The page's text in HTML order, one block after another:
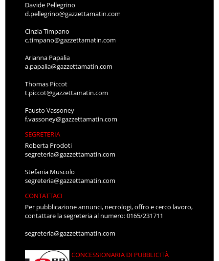
Davide Pellegrino
d.pellegrino@gazzettamatin.com
Cinzia Timpano
c.timpano@gazzettamatin.com
Arianna Papalia
a.papalia@gazzettamatin.com
Thomas Piccot
t.piccot@gazzettamatin.com
Fausto Vassoney
f.vassoney@gazzettamatin.com
SEGRETERIA
Roberta Prodoti
segreteria@gazzettamatin.com
Stefania Muscolo
segreteria@gazzettamatin.com
CONTATTACI
Per pubblicazione annunci, necrologi, offro e cerco lavoro,
contattare la segreteria al numero: 0165/231711
segreteria@gazzettamatin.com
CONCESSIONARIA DI PUBBLICITÀ